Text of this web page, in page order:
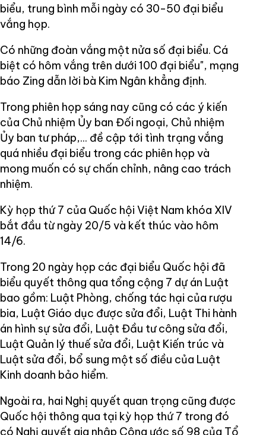
biểu, trung bình mỗi ngày có 30-50 đại biểu
vắng họp.
Có những đoàn vắng một nửa số đại biểu. Cá
biệt có hôm vắng trên dưới 100 đại biểu", mạng
báo Zing dẫn lời bà Kim Ngân khẳng định.
Trong phiên họp sáng nay cũng có các ý kiến
của Chủ nhiệm Ủy ban Đối ngoại, Chủ nhiệm
Ủy ban tư pháp,... đề cập tới tình trạng vắng
quá nhiều đại biểu trong các phiên họp và
mong muốn có sự chấn chỉnh, nâng cao trách
nhiệm.
Kỳ họp thứ 7 của Quốc hội Việt Nam khóa XIV
bắt đầu từ ngày 20/5 và kết thúc vào hôm
14/6.
Trong 20 ngày họp các đại biểu Quốc hội đã
biểu quyết thông qua tổng cộng 7 dự án Luật
bao gồm: Luật Phòng, chống tác hại của rượu
bia, Luật Giáo dục được sửa đổi, Luật Thi hành
án hình sự sửa đổi, Luật Đầu tư công sửa đổi,
Luật Quản lý thuế sửa đổi, Luật Kiến trúc và
Luật sửa đổi, bổ sung một số điều của Luật
Kinh doanh bảo hiểm.
Ngoài ra, hai Nghị quyết quan trọng cũng được
Quốc hội thông qua tại kỳ họp thứ 7 trong đó
có Nghị quyết gia nhập Công ước số 98 của Tổ